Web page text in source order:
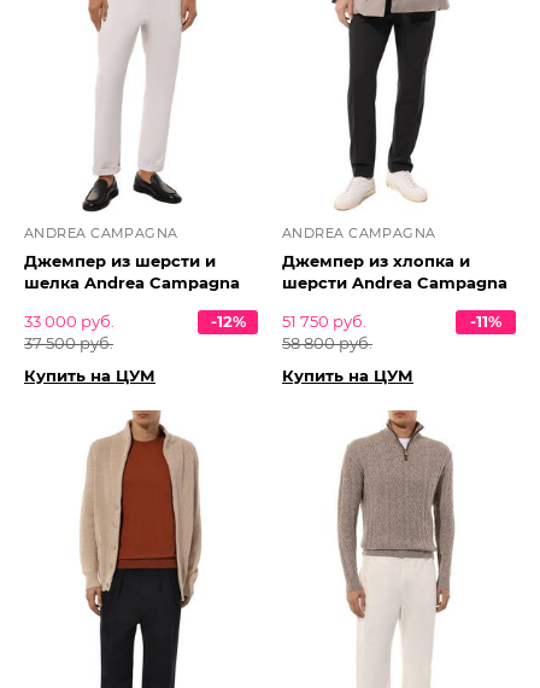
ANDREA CAMPAGNA
Джемпер из шерсти и
шелка Andrea Campagna
33 000 руб.
37 500 руб.
-12%
Купить на ЦУМ
ANDREA CAMPAGNA
Джемпер из хлопка и
шерсти Andrea Campagna
51 750 руб.
58 800 руб.
-11%
Купить на ЦУМ